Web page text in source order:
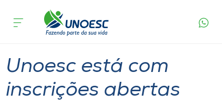
Cursos
Pesquisa
acontece
Unoesc está com
inscrições abertas